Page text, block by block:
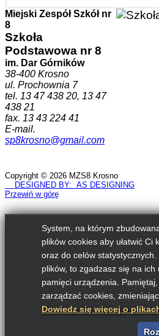
Miejski Zespół Szkół nr
8
Szkoła
Podstawowa nr 8
im. Dar Górników
38-400 Krosno
ul. Prochownia 7
tel. 13 47 438 20, 13 47
438 21
fax. 13 43 224 41
E-mail.
sp8krosno@gmail.com
Copyright © 2026 MZS8 Krosno
DESIGNED BY: AS DESIGNING
Przewiń w górę
System, na którym
plików cookies aby ułatwić
oraz do celów
plików, to zgadzasz się na
pamięci urządzenia.
zarządzać cookies,
Dowiedz się więcej o